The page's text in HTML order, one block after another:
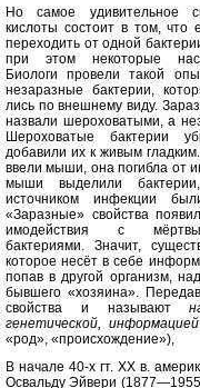
Но самое удивительное
кислоты состоит в том, что
переходить от одной
при этом некоторые
Биологи провели такой
незаразные бактерии,
лись по внешнему виду.
назвали шерохова­тыми, а
Ше­роховатые бактерии
добавили их к живым
ввели мыши, она погибла от
мыши выделили
источником инфекции
«Заразные» свойства
имодействия с
бактериями. Значит,
которое несёт в себе
попав в другой организм,
бывшего «хозяина».
свойст­ва и называют
генетической, информацией
«род», «происхождение»),
В начале 40-х гт. XX в.
Освальду Эйвери